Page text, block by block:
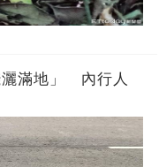
灑滿地」 內行人